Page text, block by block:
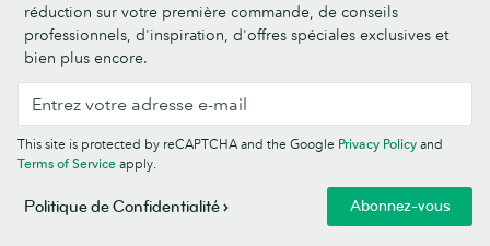
This site is protected by reCAPTCHA and the Google
réduction sur votre première commande, de conseils
professionnels, d'inspiration, d'offres spéciales exclusives et
bien plus encore.
Abonnez-vous
This site is protected by reCAPTCHA and the Google Privacy Policy and
Terms of Service apply.
Politique de Confidentialité